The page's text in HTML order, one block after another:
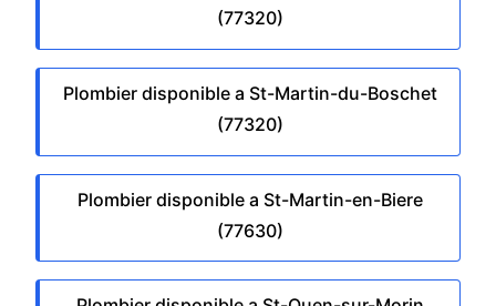
(77320)
Plombier disponible a St-Martin-du-Boschet
(77320)
Plombier disponible a St-Martin-en-Biere
(77630)